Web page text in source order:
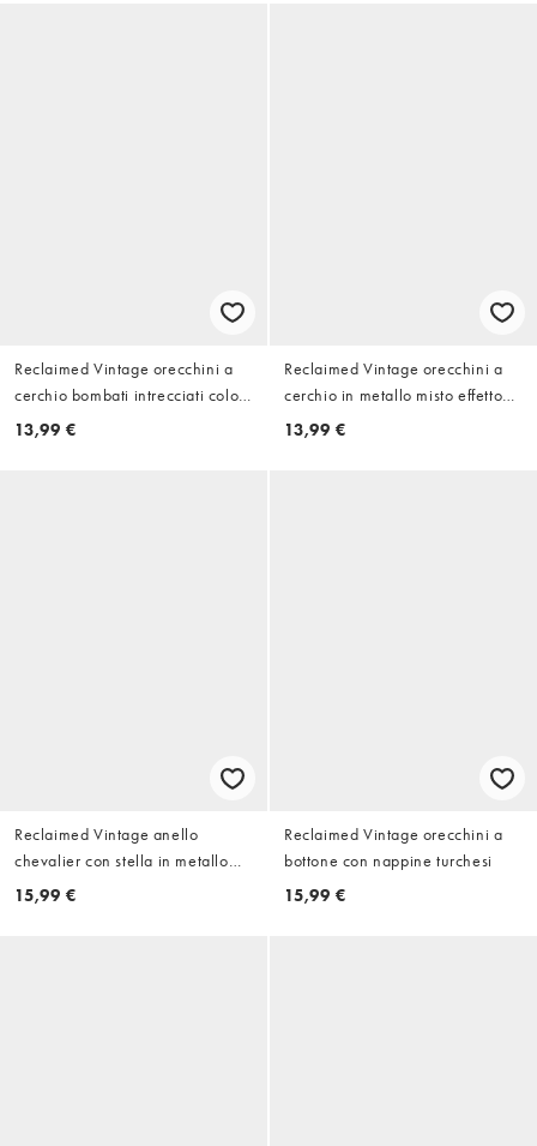
Reclaimed Vintage orecchini a
cerchio bombati intrecciati color
oro
13,99 €
Reclaimed Vintage orecchini a
cerchio in metallo misto effetto
argento fuso
13,99 €
Reclaimed Vintage anello
chevalier con stella in metallo
placcato misto
15,99 €
Reclaimed Vintage orecchini a
bottone con nappine turchesi
15,99 €